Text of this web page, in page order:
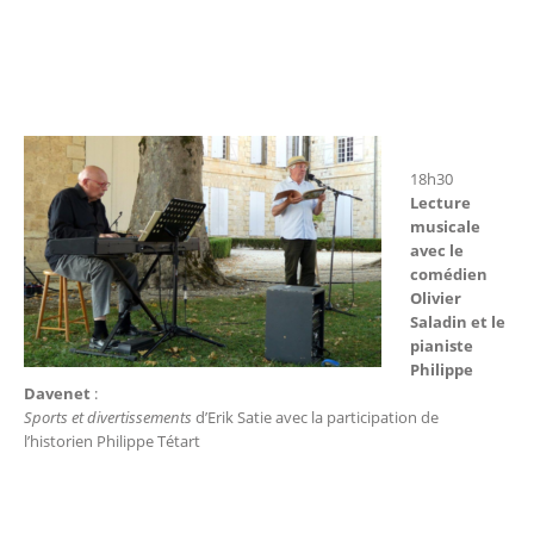
18h30
Lecture
musicale
avec le
comédien
Olivier
Saladin et le
pianiste
Philippe
Davenet :
Sports et divertissements d’Erik Satie avec la participation de
l’historien Philippe Tétart